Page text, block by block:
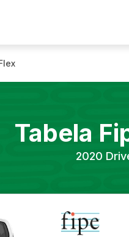
Tabela
2020